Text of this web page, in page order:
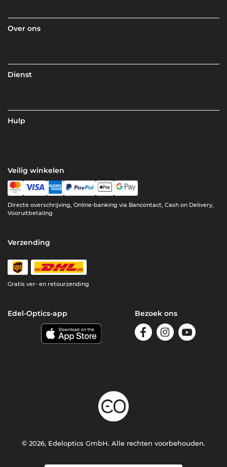
Over ons
Dienst
Hulp
Veilig winkelen
Directe overschrijving, Online-banking via Bancontact, Cash on Delivery,
Vooruitbetaling
Verzending
Gratis ver- en retourzending
Edel-Optics-app Bezoek ons
© 2026, Edeloptics GmbH. Alle rechten voorbehouden.